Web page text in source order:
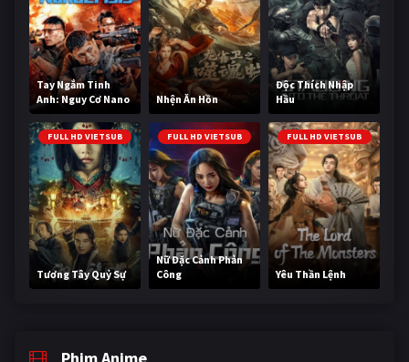
Tay Ngắm Tinh
Anh: Nguy Cơ Nano
Nhện Ăn Hồn
Độc Thích Nhập
Hầu
FULL HD VIETSUB
Tương Tây Quỷ Sự
FULL HD VIETSUB
Nữ Đặc Cảnh Phản
Công
FULL HD VIETSUB
Yêu Thần Lệnh
Phim Anime